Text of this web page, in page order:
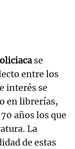
se
entre los
interés se
en librerías,
años los que
La
de estas